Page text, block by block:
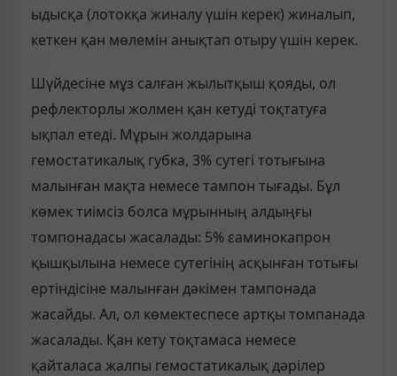
ыдысқа (лотокқа жиналу үшін керек) жиналып,
кеткен қан мөлемін анықтап отыру үшін керек.
Шүйдесіне мұз салған жылытқыш қояды, ол
рефлекторлы жолмен қан кетуді тоқтатуға
ықпал етеді. Мұрын жолдарына
гемостатикалық губка, 3% сутегі тотығына
малынған мақта немесе тампон тығады. Бұл
көмек тиімсіз болса мұрынның алдыңғы
томпонадасы жасалады: 5% εаминокапрон
қышқылына немесе сутегінің асқынған тотығы
ертіндісіне малынған дәкімен тампонада
жасайды. Ал, ол көмектеспесе артқы томпанада
жасалады. Қан кету тоқтамаса немесе
қайталаса жалпы гемостатикалық дәрілер